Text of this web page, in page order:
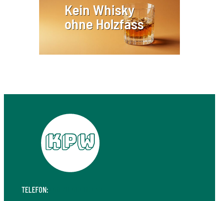
Kein Whisky
ohne Holzfass
TELEFON: